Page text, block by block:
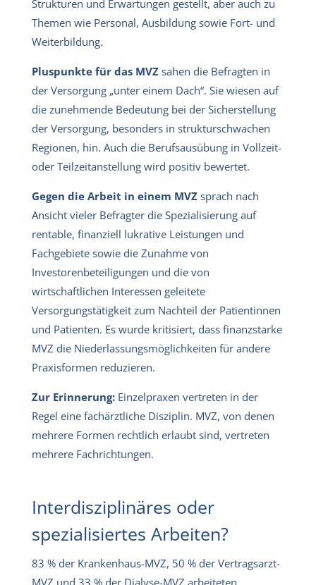
Strukturen und Erwartungen gestellt, aber auch zu
Themen wie Personal, Ausbildung sowie Fort- und
Weiterbildung.
Pluspunkte für das MVZ sahen die Befragten in
der Versorgung „unter einem Dach“. Sie wiesen auf
die zunehmende Bedeutung bei der Sicherstellung
der Versorgung, besonders in strukturschwachen
Regionen, hin. Auch die Berufsausübung in Vollzeit-
oder Teilzeitanstellung wird positiv bewertet.
Gegen die Arbeit in einem MVZ sprach nach
Ansicht vieler Befragter die Spezialisierung auf
rentable, finanziell lukrative Leistungen und
Fachgebiete sowie die Zunahme von
Investorenbeteiligungen und die von
wirtschaftlichen Interessen geleitete
Versorgungstätigkeit zum Nachteil der Patientinnen
und Patienten. Es wurde kritisiert, dass finanzstarke
MVZ die Niederlassungsmöglichkeiten für andere
Praxisformen reduzieren.
Zur Erinnerung: Einzelpraxen vertreten in der
Regel eine fachärztliche Disziplin. MVZ, von denen
mehrere Formen rechtlich erlaubt sind, vertreten
mehrere Fachrichtungen.
Interdisziplinäres oder
spezialisiertes Arbeiten?
83 % der Krankenhaus-MVZ, 50 % der Vertragsarzt-
MVZ und 33 % der Dialyse-MVZ arbeiteten